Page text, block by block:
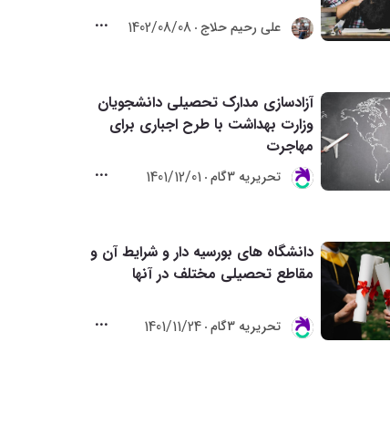
علی رحیم حلاج 1402/08/08
آزادسازی مدارک تحصیلی دانشجویان
وزارت بهداشت با طرح اجباری برای
مهاجرت
تحريريه 3گام 1401/12/01
دانشگاه های بورسیه دار و شرایط آن و
مقاطع تحصیلی مختلف در آنها
تحريريه 3گام 1401/11/24